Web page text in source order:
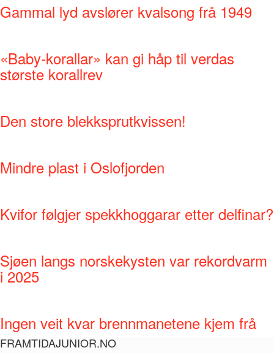
Gammal lyd avslører kvalsong frå 1949
«Baby-korallar» kan gi håp til verdas
største korallrev
Den store blekksprutkvissen!
Mindre plast i Oslofjorden
Kvifor følgjer spekkhoggarar etter delfinar?
Sjøen langs norskekysten var rekordvarm
i 2025
Ingen veit kvar brennmanetene kjem frå
FRAMTIDAJUNIOR.NO